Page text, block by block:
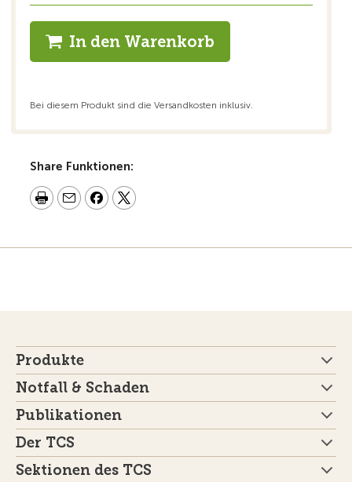
In den Warenkorb
Bei diesem Produkt sind die Versandkosten inklusiv.
Share Funktionen:
Produkte
Notfall & Schaden
Publikationen
Der TCS
Sektionen des TCS